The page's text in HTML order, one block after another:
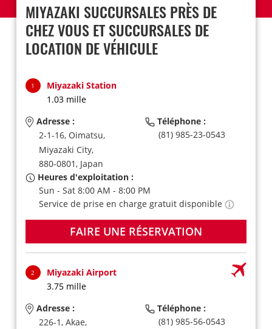
MIYAZAKI SUCCURSALES PRÈS DE
CHEZ VOUS ET SUCCURSALES DE
LOCATION DE VÉHICULE
1
Miyazaki Station
1.03 mille
Adresse :
2-1-16, Oimatsu,
Miyazaki City,
880-0801, Japan
Téléphone :
(81) 985-23-0543
Heures d'exploitation :
Sun - Sat 8:00 AM - 8:00 PM
Service de prise en charge gratuit disponible
FAIRE UNE RÉSERVATION
2
Miyazaki Airport
3.75 mille
Adresse :
226-1, Akae,
Téléphone :
(81) 985-56-0543